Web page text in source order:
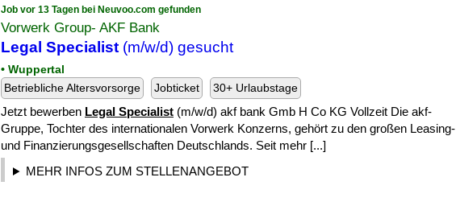
Job vor 13 Tagen bei Neuvoo.com gefunden
Vorwerk Group- AKF Bank
Legal Specialist (m/w/d) gesucht
• Wuppertal
Betriebliche Altersvorsorge
Jobticket 30+ Urlaubstage
Jetzt bewerben Legal Specialist (m/w/d) akf bank Gmb H Co KG Vollzeit Die akf-
Gruppe, Tochter des internationalen Vorwerk Konzerns, gehört zu den großen Leasing-
und Finanzierungsgesellschaften Deutschlands. Seit mehr [...]
MEHR INFOS ZUM STELLENANGEBOT